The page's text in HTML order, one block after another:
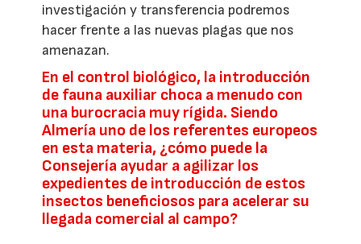
investigación y transferencia podremos
hacer frente a las nuevas plagas que nos
amenazan.
En el control biológico, la introducción
de fauna auxiliar choca a menudo con
una burocracia muy rígida. Siendo
Almería uno de los referentes europeos
en esta materia, ¿cómo puede la
Consejería ayudar a agilizar los
expedientes de introducción de estos
insectos beneficiosos para acelerar su
llegada comercial al campo?